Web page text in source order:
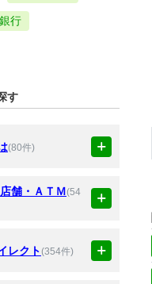
行
す
(80件)
舗・ＡＴＭ(54
レクト(354件)